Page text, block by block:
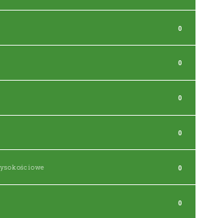
0
0
0
0
0
0